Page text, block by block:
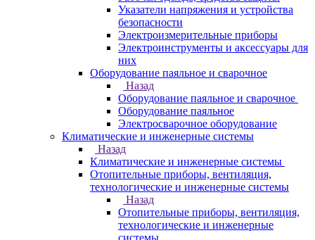
Указатели напряжения и устройства
безопасности
Электроизмерительные приборы
Электроинструменты и аксессуары для
них
Оборудование паяльное и сварочное
Назад
Оборудование паяльное и сварочное
Оборудование паяльное
Электросварочное оборудование
Климатические и инженерные системы
Назад
Климатические и инженерные системы
Отопительные приборы, вентиляция,
технологические и инженерные системы
Назад
Отопительные приборы, вентиляция,
технологические и инженерные
системы